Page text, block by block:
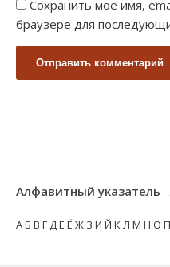
Сохранить моё имя,
браузере для
Алфавитный указатель
АБ В ГДЕ Ё Ж З И Й КЛ М Н О П